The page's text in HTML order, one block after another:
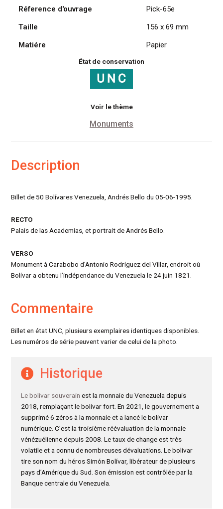
06-Réference d'ouvrage
Pick-65e
Taille
156 x 69 mm
Matiére
Papier
État de conservation
Voir le thème
Monuments
Description
Billet de 50 Bolívares Venezuela, Andrés Bello du 05-06-1995.
RECTO
Palais de las Academias, et portrait de Andrés Bello.
VERSO
Monument à Carabobo d’Antonio Rodríguez del Villar, endroit où
Bolívar a obtenu l’indépendance du Venezuela le 24 juin 1821.
Commentaire
Billet en état UNC, plusieurs exemplaires identiques disponibles.
Les numéros de série peuvent varier de celui de la photo.
Historique
Le bolivar souverain est la monnaie du Venezuela depuis
2018, remplaçant le bolivar fort. En 2021, le gouvernement a
supprimé 6 zéros à la monnaie et a lancé le bolivar
numérique. C’est la troisième réévaluation de la monnaie
vénézuélienne depuis 2008. Le taux de change est très
volatile et a connu de nombreuses dévaluations. Le bolivar
tire son nom du héros Simón Bolívar, libérateur de plusieurs
pays d’Amérique du Sud. Son émission est contrôlée par la
Banque centrale du Venezuela.